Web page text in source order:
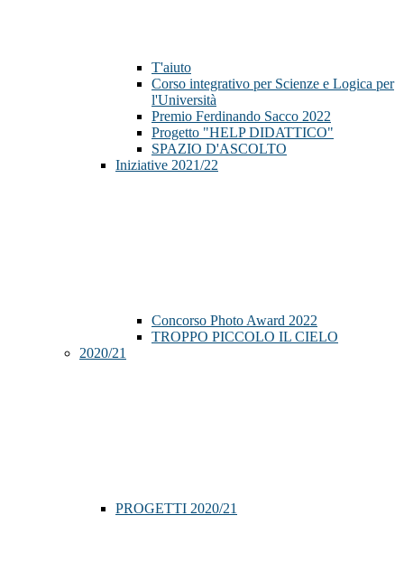
T'aiuto
Corso integrativo per Scienze e Logica per
l'Università
Premio Ferdinando Sacco 2022
Progetto "HELP DIDATTICO"
SPAZIO D'ASCOLTO
Iniziative 2021/22
Concorso Photo Award 2022
TROPPO PICCOLO IL CIELO
2020/21
PROGETTI 2020/21